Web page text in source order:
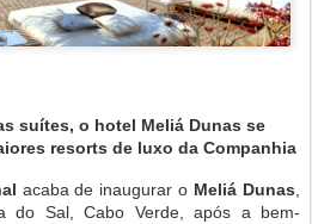
suítes, o hotel Meliá Dunas se
resorts de luxo da Companhia
acaba de inaugurar o Meliá Dunas,
do Sal,Cabo Verde, após a bem-